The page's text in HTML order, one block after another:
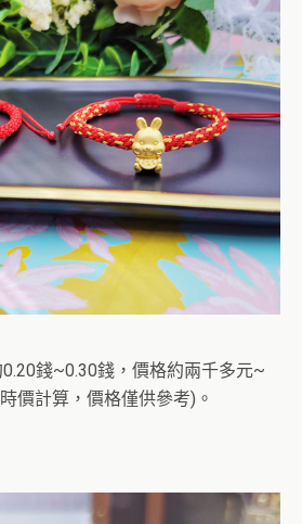
錢~0.30錢，價格約兩千多元~
價計算，價格僅供參考)。